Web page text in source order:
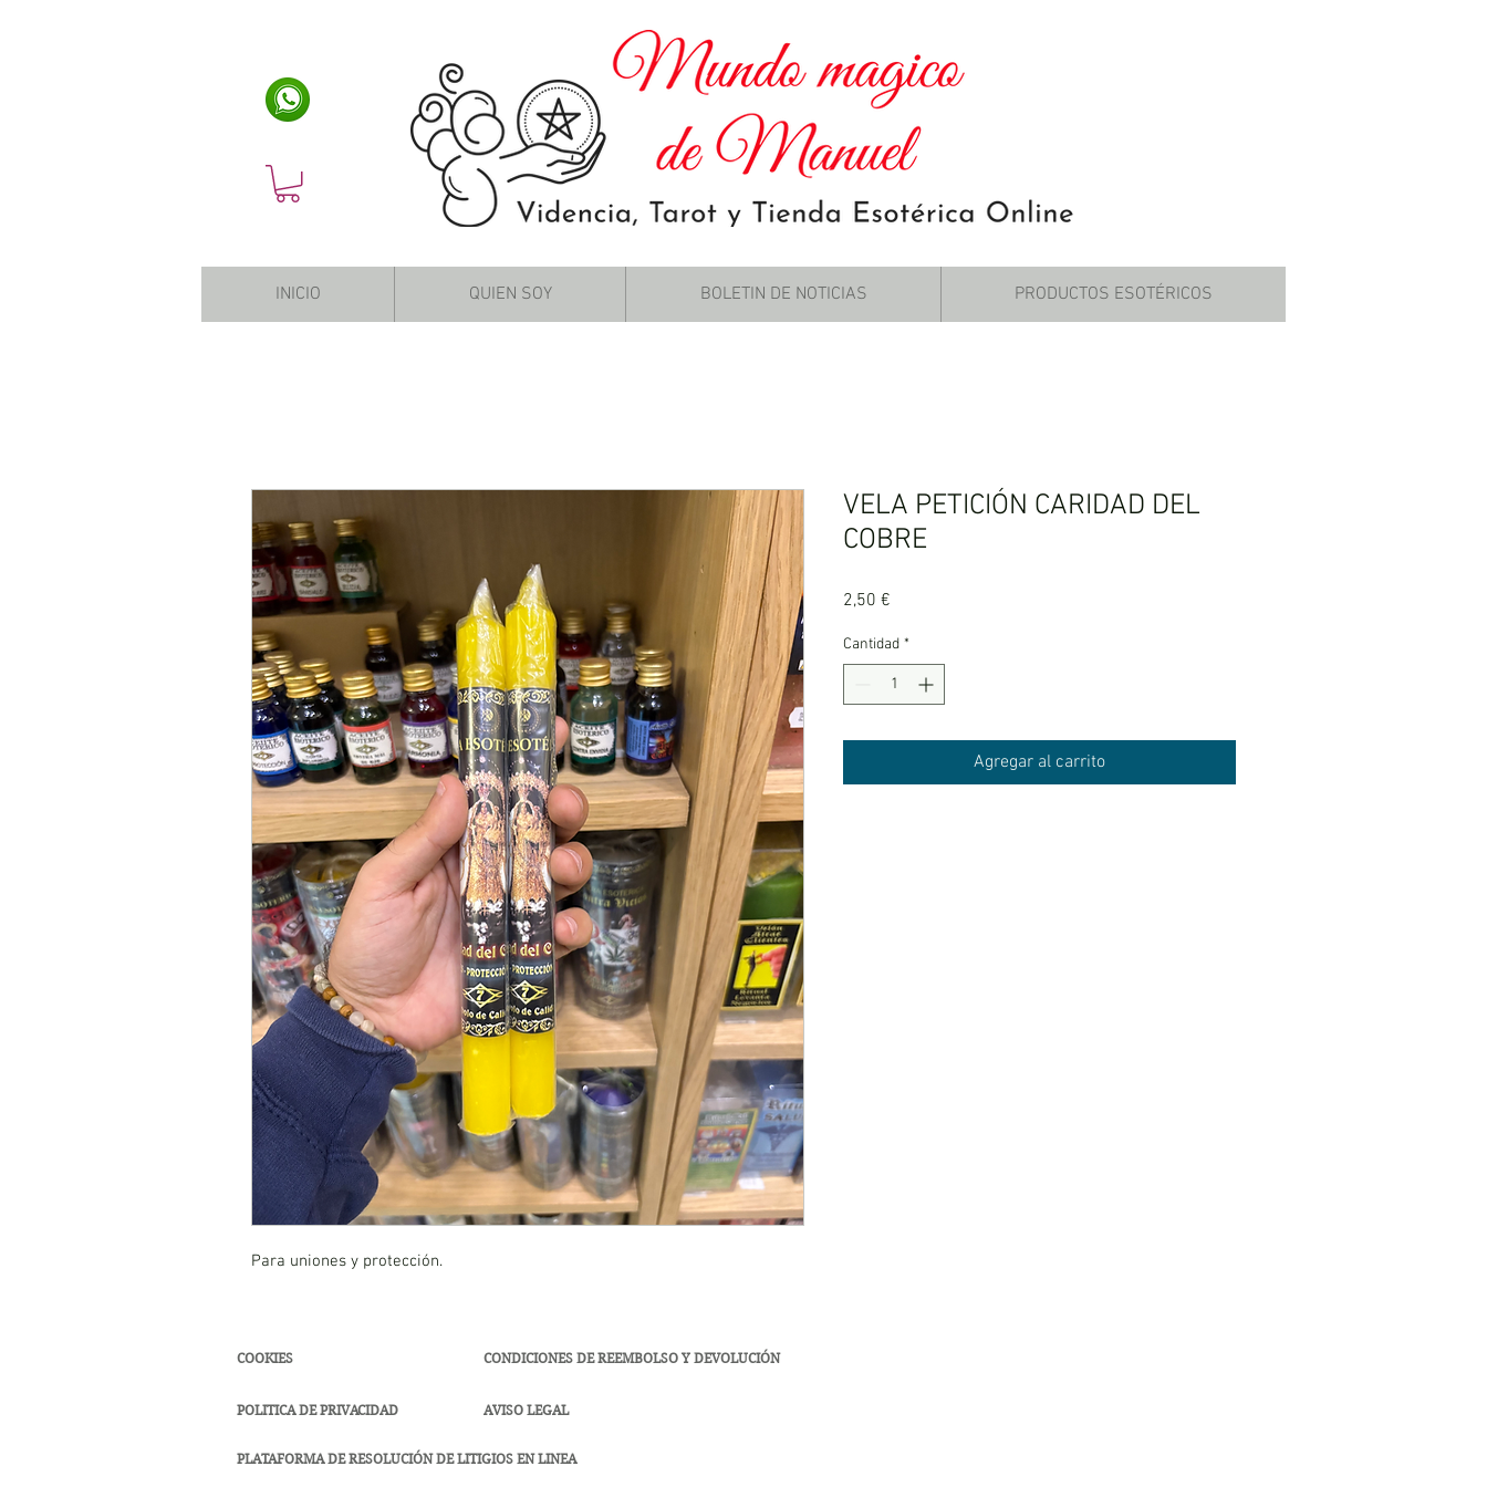
INICIO QUIEN SOY BOLETIN DE NOTICIAS PRODUCTOS ESOTÉRICOS
Para uniones y protección.
VELA PETICIÓN CARIDAD DEL
COBRE
2,50 €
Cantidad *
Agregar al carrito
COOKIES
POLITICA DE PRIVACIDAD
CONDICIONES DE REEMBOLSO Y DEVOLUCIÓN
AVISO LEGAL
PLATAFORMA DE RESOLUCIÓN DE LITIGIOS EN LINEA